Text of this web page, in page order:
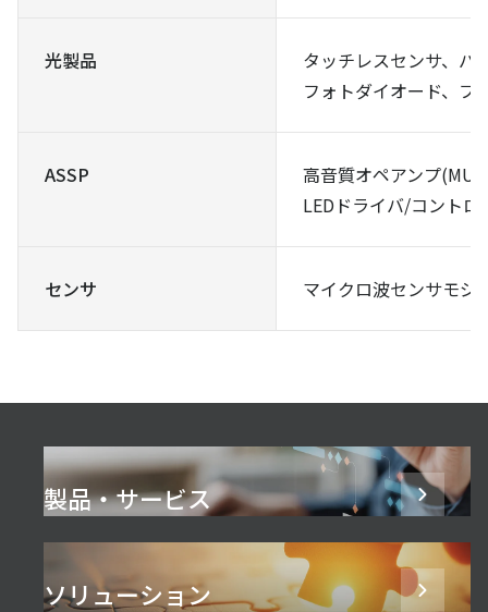
光製品
タッチレスセンサ、バ
フォトダイオード、フ
ASSP
高音質オペアンプ
LEDドライバ/コント
センサ マイクロ波センサモジ
製品・サービス
ソリューション